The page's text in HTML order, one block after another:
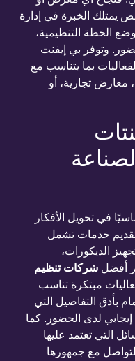
يمتلك الخبرة في إدارة
الخطة التنظيمية،
وتوفر بي إيفنت
بما يتناسب مع
معارض تجارية، أو
في تحويل الأفكار
تقديم خدمات تشمل
الديكورات،
أفضل شركات تنظيم
مبتكرة تناسب
بأدق التفاصيل التي
لدى الحضور. كما
التي تعتمد عليها
مع جمهورها